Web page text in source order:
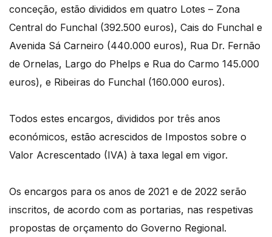
conceção, estão divididos em quatro Lotes – Zona
Central do Funchal (392.500 euros), Cais do Funchal e
Avenida Sá Carneiro (440.000 euros), Rua Dr. Fernão
de Ornelas, Largo do Phelps e Rua do Carmo 145.000
euros), e Ribeiras do Funchal (160.000 euros).
Todos estes encargos, divididos por três anos
económicos, estão acrescidos de Impostos sobre o
Valor Acrescentado (IVA) à taxa legal em vigor.
Os encargos para os anos de 2021 e de 2022 serão
inscritos, de acordo com as portarias, nas respetivas
propostas de orçamento do Governo Regional.